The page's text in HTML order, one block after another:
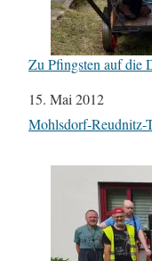
Zu Pfingsten auf die
Datum
15. Mai 2012
In Bezug auf
Mohlsdorf-Reudnitz-